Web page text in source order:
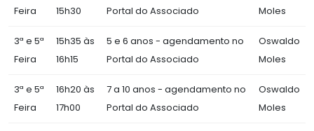
Feira
15h30
Portal do Associado
Moles
3ª e 5ª
Feira
15h35 às
16h15
5 e 6 anos - agendamento no
Portal do Associado
Oswaldo
Moles
3ª e 5ª
Feira
16h20 às
17h00
7 a 10 anos - agendamento no
Portal do Associado
Oswaldo
Moles